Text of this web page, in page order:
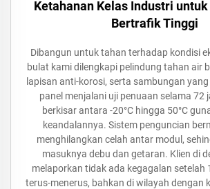
Ketahanan Kelas Industri
Bertrafik Tinggi
Dibangun untuk tahan terhadap kondisi
bulat kami dilengkapi pelindung tahan air
lapisan anti-korosi, serta sambungan
panel menjalani uji penuaan selama 72
berkisar antara -20°C hingga 50°C
keandalannya. Sistem penguncian
menghilangkan celah antar modul,
masuknya debu dan getaran. Klien di
melaporkan tidak ada kegagalan setelah
terus-menerus, bahkan di wilayah dengan